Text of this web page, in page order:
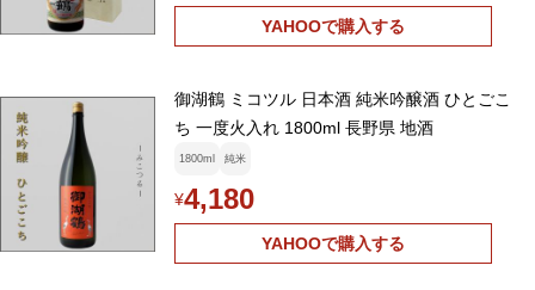
YAHOOで購入する
御湖鶴 ミコツル 日本酒 純米吟醸酒 ひとごこ
ち 一度火入れ 1800ml 長野県 地酒
1800ml 純米
¥4,180
YAHOOで購入する